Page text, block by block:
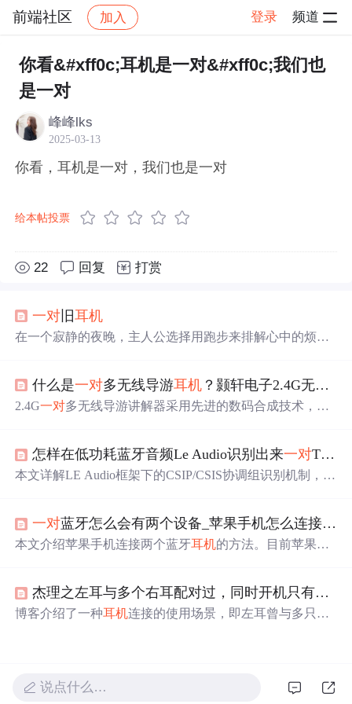
前端社区 加入 登录 频道
社区 前端社区 感慨 帖子详情
你看&#xff0c;耳机是一对&#xff0c;我们也
是一对
峰峰lks
2025-03-13
你看，耳机是一对，我们也是一对
给本帖投票
22 回复 打赏
一对 旧耳机
在一个寂静的夜晚，主人公选择用跑步来排解心中的烦
的爱情进行了深刻的反思。
什么是一对多无线导游耳机 ？颢轩电子2.4G无线导游讲解器
2.4G一对多无线导游讲解器采用先进的数码合成技术，信
保证清晰的收听效果。该系统还可用于同步翻译，提高讲
解效率。
怎样在低功耗蓝牙音频Le Audio识别出来一对TWS
本文详解LE Audio框架下的CSIP/CSIS协调组识别机制，重
确识别并管理一对TWS耳机组成的协调集。涵盖RSI生成
与解析、SIRK加密逻辑、成员锁定机制及多设备连接流
一对蓝牙怎么会有两个设备_苹果手机怎么连接两个蓝牙
本文介绍苹果手机连接两个蓝牙耳机的方法。目前苹果手
「音频」图标选择两副耳机。第三方蓝牙 耳机暂不支持同
时连两个。
杰理之左耳与多个右耳配对过，同时开机只有最后配对的
博客介绍了一种耳机连接的使用场景，即左耳曾与多只右
说点什么…